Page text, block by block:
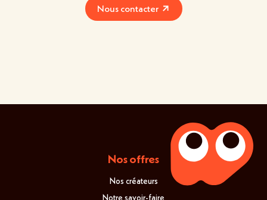
Nous contacter
Nos offres
Nos créateurs
Notre savoir-faire